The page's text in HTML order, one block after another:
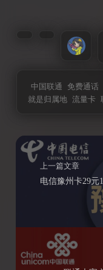
中国联通 免费通话
就是归属地 流量卡
上一篇文章